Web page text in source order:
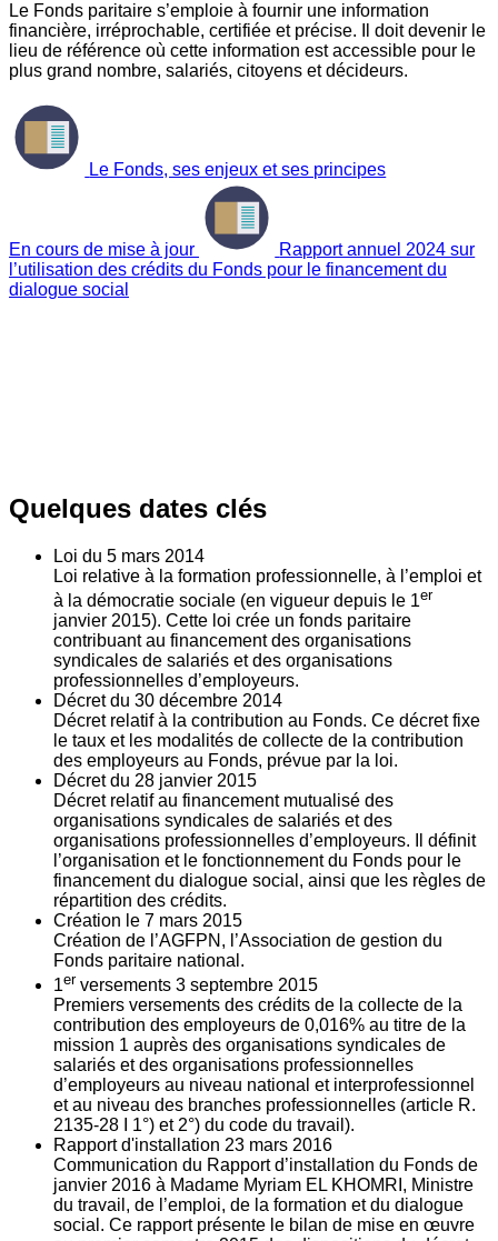
Le Fonds paritaire s’emploie à fournir une information
financière, irréprochable, certifiée et précise. Il doit devenir le
lieu de référence où cette information est accessible pour le
plus grand nombre, salariés, citoyens et décideurs.
Le Fonds, ses enjeux et ses principes
En cours de mise à jour
Rapport annuel 2024 sur
l’utilisation des crédits du Fonds pour le financement du
dialogue social
Quelques dates clés
Loi du 5 mars 2014
Loi relative à la formation professionnelle, à l’emploi et
à la démocratie sociale (en vigueur depuis le 1er
janvier 2015). Cette loi crée un fonds paritaire
contribuant au financement des organisations
syndicales de salariés et des organisations
professionnelles d’employeurs.
Décret du 30 décembre 2014
Décret relatif à la contribution au Fonds. Ce décret fixe
le taux et les modalités de collecte de la contribution
des employeurs au Fonds, prévue par la loi.
Décret du 28 janvier 2015
Décret relatif au financement mutualisé des
organisations syndicales de salariés et des
organisations professionnelles d’employeurs. Il définit
l’organisation et le fonctionnement du Fonds pour le
financement du dialogue social, ainsi que les règles de
répartition des crédits.
Création le 7 mars 2015
Création de l’AGFPN, l’Association de gestion du
Fonds paritaire national.
1er versements 3 septembre 2015
Premiers versements des crédits de la collecte de la
contribution des employeurs de 0,016% au titre de la
mission 1 auprès des organisations syndicales de
salariés et des organisations professionnelles
d’employeurs au niveau national et interprofessionnel
et au niveau des branches professionnelles (article R.
2135‐28 I 1°) et 2°) du code du travail).
Rapport d'installation 23 mars 2016
Communication du Rapport d’installation du Fonds de
janvier 2016 à Madame Myriam EL KHOMRI, Ministre
du travail, de l’emploi, de la formation et du dialogue
social. Ce rapport présente le bilan de mise en œuvre